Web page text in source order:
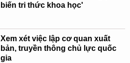
biến tri thức khoa học'
Xem xét việc lập cơ quan xuất
bản, truyền thông chủ lực quốc
gia